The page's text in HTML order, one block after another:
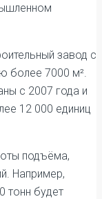
завод с
более 7000 м².
с 2007 года и
12 000 единиц
подъёма,
Например,
тонн будет